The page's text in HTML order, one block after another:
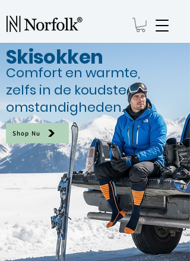
Skisokken
Comfort en warmte,
zelfs in de koudste
omstandigheden.
Shop Nu